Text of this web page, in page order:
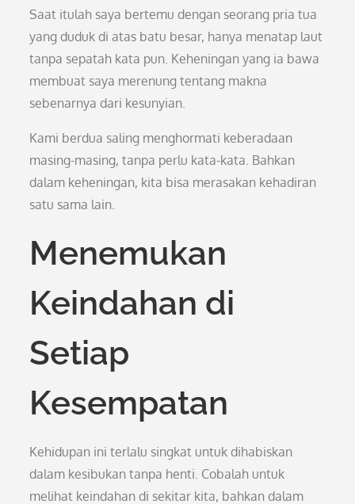
Saat itulah saya bertemu dengan seorang pria tua
yang duduk di atas batu besar, hanya menatap laut
tanpa sepatah kata pun. Keheningan yang ia bawa
membuat saya merenung tentang makna
sebenarnya dari kesunyian.
Kami berdua saling menghormati keberadaan
masing-masing, tanpa perlu kata-kata. Bahkan
dalam keheningan, kita bisa merasakan kehadiran
satu sama lain.
Menemukan
Keindahan di
Setiap
Kesempatan
Kehidupan ini terlalu singkat untuk dihabiskan
dalam kesibukan tanpa henti. Cobalah untuk
melihat keindahan di sekitar kita, bahkan dalam